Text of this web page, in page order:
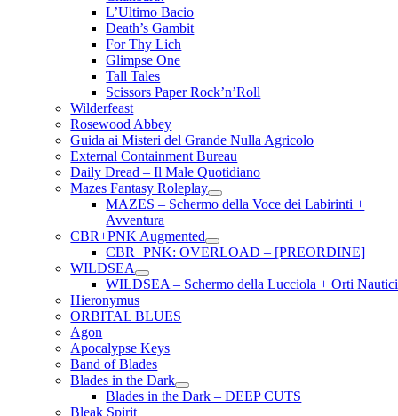
L’Ultimo Bacio
Death’s Gambit
For Thy Lich
Glimpse One
Tall Tales
Scissors Paper Rock’n’Roll
Wilderfeast
Rosewood Abbey
Guida ai Misteri del Grande Nulla Agricolo
External Containment Bureau
Daily Dread – Il Male Quotidiano
Mazes Fantasy Roleplay
MAZES – Schermo della Voce dei Labirinti +
Avventura
CBR+PNK Augmented
CBR+PNK: OVERLOAD – [PREORDINE]
WILDSEA
WILDSEA – Schermo della Lucciola + Orti Nautici
Hieronymus
ORBITAL BLUES
Agon
Apocalypse Keys
Band of Blades
Blades in the Dark
Blades in the Dark – DEEP CUTS
Bleak Spirit